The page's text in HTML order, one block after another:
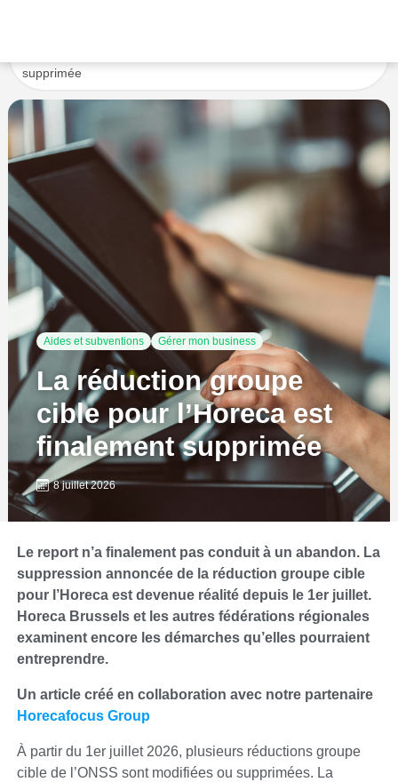
supprimée
Aides et subventions Gérer mon business
La réduction groupe
cible pour l’Horeca est
finalement supprimée
8 juillet 2026
Le report n’a finalement pas conduit à un abandon. La
suppression annoncée de la réduction groupe cible
pour l’Horeca est devenue réalité depuis le 1er juillet.
Horeca Brussels et les autres fédérations régionales
examinent encore les démarches qu’elles pourraient
entreprendre.
Un article créé en collaboration avec notre partenaire
Horecafocus Group
À partir du 1er juillet 2026, plusieurs réductions groupe
cible de l’ONSS sont modifiées ou supprimées. La